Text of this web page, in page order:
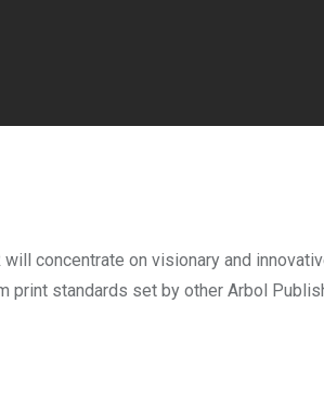
concentrate on visionary and
print standards set by other Arbol